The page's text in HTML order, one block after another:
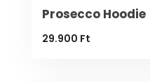
Prosecco Hoodie
29.900 Ft